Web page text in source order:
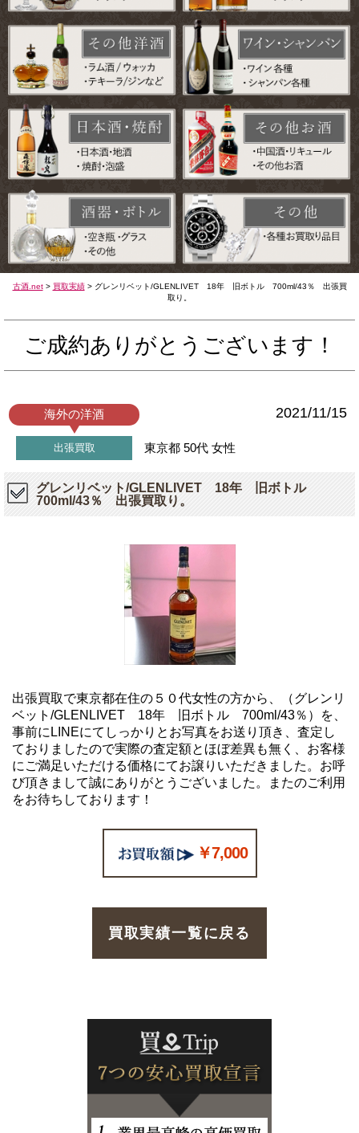
古酒.net> 買取実績> グレンリベット/GLENLIVET 18年 旧ボトル 700ml/43％ 出張買
取り。
ご成約ありがとうございます！
海外の洋酒 2021/11/15
出張買取 東京都 50代 女性
グレンリベット/GLENLIVET 18年 旧ボトル
700ml/43％ 出張買取り。
出張買取で東京都在住の５０代女性の方から、（グレンリ
ベット/GLENLIVET 18年 旧ボトル 700ml/43％）を、
事前にLINEにてしっかりとお写真をお送り頂き、査定し
ておりましたので実際の査定額とほぼ差異も無く、お客様
にご満足いただける価格にてお譲りいただきました。お呼
び頂きまして誠にありがとうございました。またのご利用
をお待ちしております！
￥7,000
買取実績一覧に戻る